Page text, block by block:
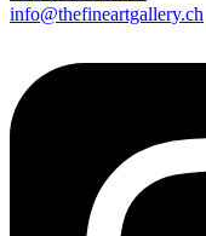
info@thefineartgallery.ch